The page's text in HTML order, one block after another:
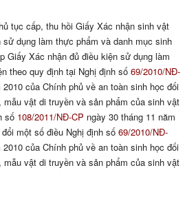
tục cấp, thu hồi Giấy Xác nhận sinh vật
sử dụng làm thực phẩm và danh mục sinh
Giấy Xác nhận đủ điều kiện sử dụng làm
theo quy định tại Nghị định số 69/2010/NĐ-
của Chính phủ về an toàn sinh học đối
vật di truyền và sản phẩm của sinh vật
số 108/2011/NĐ-CP ngày 30 tháng 11 năm
một số điều Nghị định số 69/2010/NĐ-
của Chính phủ về an toàn sinh học đối
vật di truyền và sản phẩm của sinh vật